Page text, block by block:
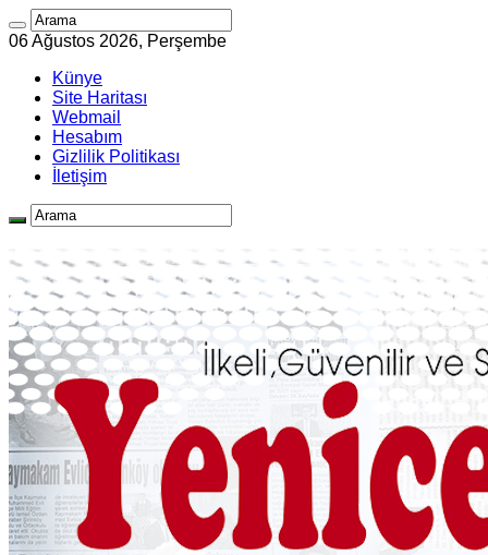
06 Ağustos 2026, Perşembe
Künye
Site Haritası
Webmail
Hesabım
Gizlilik Politikası
İletişim